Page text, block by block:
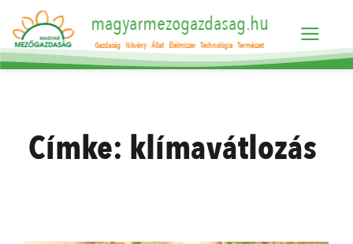
magyarmezogazdasag.hu
Gazdaság Növény Állat Élelmiszer Technológia Természet
Címke: klímavátlozás